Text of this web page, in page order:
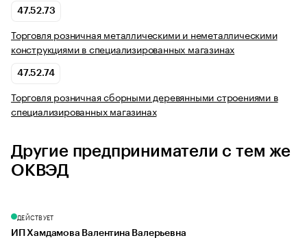
47.52.73
Торговля розничная металлическими и неметаллическими
конструкциями в специализированных магазинах
47.52.74
Торговля розничная сборными деревянными строениями в
специализированных магазинах
Другие предприниматели с тем же
ОКВЭД
ДЕЙСТВУЕТ
ИП Хамдамова Валентина Валерьевна